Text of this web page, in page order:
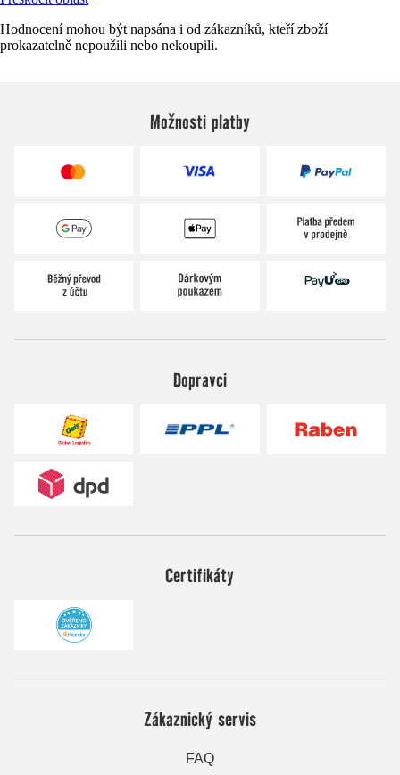
Hodnocení mohou být napsána i od zákazníků, kteří zboží
prokazatelně nepoužili nebo nekoupili.
Možnosti platby
Dopravci
Certifikáty
Zákaznický servis
FAQ